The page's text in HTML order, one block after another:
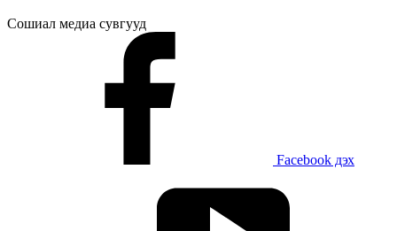
Сошиал медиа сувгууд
Facebook дэх